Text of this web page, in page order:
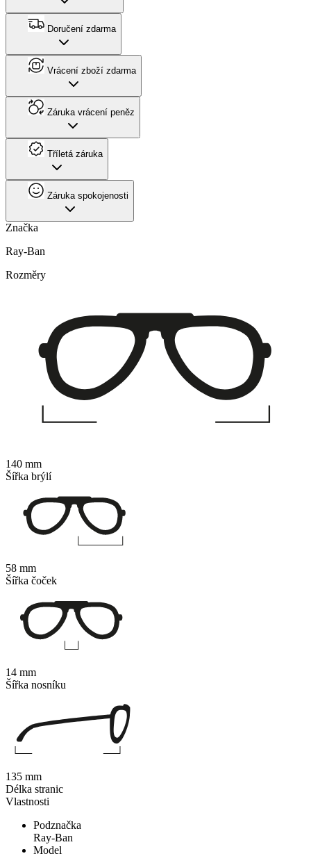
Doručení zdarma
Vrácení zboží zdarma
Záruka vrácení peněz
Tříletá záruka
Záruka spokojenosti
Značka
Ray-Ban
Vlastnosti
Podznačka
Ray-Ban
Model
Rozměry
140 mm
Šířka brýlí
58 mm
Šířka čoček
14 mm
Šířka nosníku
135 mm
Délka stranic